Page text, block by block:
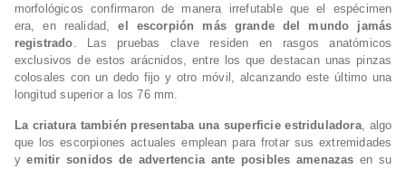
morfológicos confirmaron de manera irrefutable que el espécimen
era, en realidad,
el escorpión más grande del mundo jamás
registrado. Las pruebas clave residen en rasgos anatómicos
exclusivos de estos arácnidos, entre los que destacan unas pinzas
colosales con un dedo fijo y otro móvil, alcanzando este último una
longitud superior a los 76 mm.
La criatura también presentaba una superficie estriduladora, algo
que los escorpiones actuales emplean para frotar sus extremidades
y emitir sonidos de advertencia ante posibles amenazas en su